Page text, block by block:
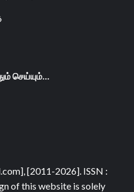
செய்யும்…
[2011-2026]. ISSN :
of this website is solely